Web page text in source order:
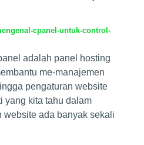
cpanel-untuk-control-
adalah panel hosting
me-manajemen
pengaturan website
yang kita tahu dalam
website ada banyak sekali